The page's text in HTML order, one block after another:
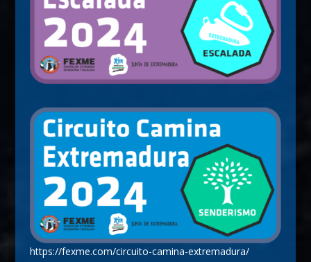
https://fexme.com/circuito-camina-extremadura/